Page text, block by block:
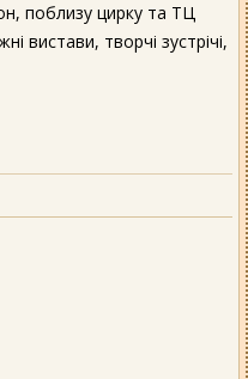
поблизу цирку та ТЦ
вистави, творчі зустрічі,